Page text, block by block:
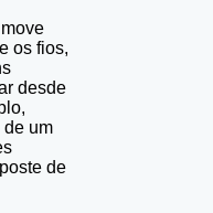
os fios,
desde
de um
de